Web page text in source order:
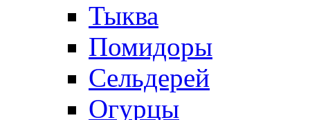
Тыква
Помидоры
Сельдерей
Огурцы